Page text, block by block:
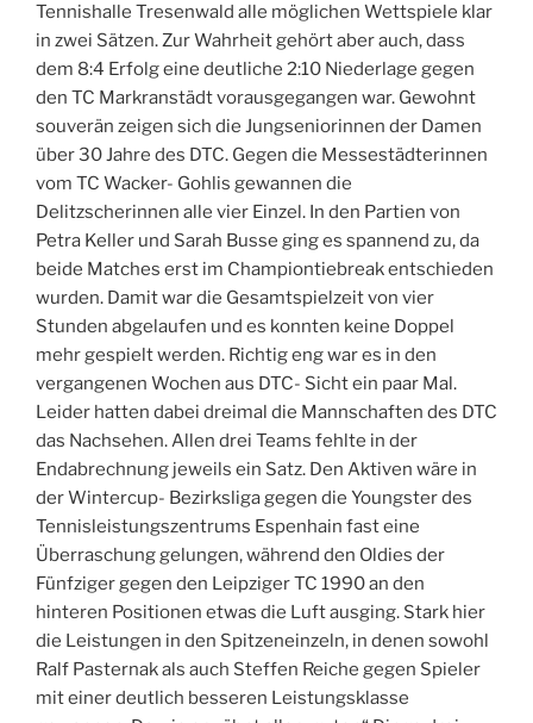
Tennishalle Tresenwald alle möglichen Wettspiele klar
in zwei Sätzen. Zur Wahrheit gehört aber auch, dass
dem 8:4 Erfolg eine deutliche 2:10 Niederlage gegen
den TC Markranstädt vorausgegangen war. Gewohnt
souverän zeigen sich die Jungseniorinnen der Damen
über 30 Jahre des DTC. Gegen die Messestädterinnen
vom TC Wacker- Gohlis gewannen die
Delitzscherinnen alle vier Einzel. In den Partien von
Petra Keller und Sarah Busse ging es spannend zu, da
beide Matches erst im Championtiebreak entschieden
wurden. Damit war die Gesamtspielzeit von vier
Stunden abgelaufen und es konnten keine Doppel
mehr gespielt werden. Richtig eng war es in den
vergangenen Wochen aus DTC- Sicht ein paar Mal.
Leider hatten dabei dreimal die Mannschaften des DTC
das Nachsehen. Allen drei Teams fehlte in der
Endabrechnung jeweils ein Satz. Den Aktiven wäre in
der Wintercup- Bezirksliga gegen die Youngster des
Tennisleistungszentrums Espenhain fast eine
Überraschung gelungen, während den Oldies der
Fünfziger gegen den Leipziger TC 1990 an den
hinteren Positionen etwas die Luft ausging. Stark hier
die Leistungen in den Spitzeneinzeln, in denen sowohl
Ralf Pasternak als auch Steffen Reiche gegen Spieler
mit einer deutlich besseren Leistungsklasse